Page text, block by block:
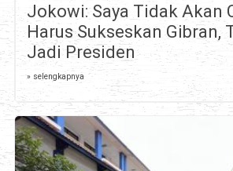
Jokowi: Saya Tidak Akan
Harus Sukseskan Gibran,
Jadi Presiden
» selengkapnya